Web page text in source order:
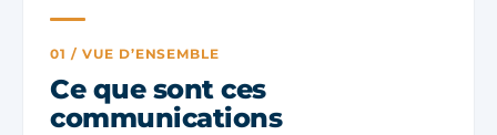
01 / VUE D’ENSEMBLE
Ce que sont ces
communications